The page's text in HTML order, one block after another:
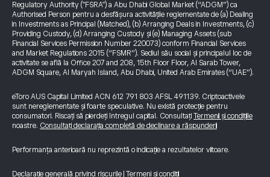
Regulatory Authority ("FSRA") a Abu Dhabi Global Market (“ADGM”) ca
Authorised Person pentru a desfășura activitățile reglementate de (a) Dealing
in Investments as Principal (Matched), (b) Arranging Deals in Investments, (c)
Providing Custody, (d) Arranging Custody și (e) Managing Assets (sub
Financial Services Permission Number 220073) conform Financial Services
and Market Regulations 2015 (“FSMR”). Sediul său social și principalul loc de
activitate se află la Office 207 and 208, 15th Floor Floor, Al Sarab Tower,
ADGM Square, Al Maryah Island, Abu Dhabi, United Arab Emirates (“UAE”).
eToro AUS Capital Limited ACN 612 791 803 AFSL 491139. Criptoactivele
sunt nereglementate și foarte speculative. Nu există protecție pentru
consumatori. Riscați să pierdeți întregul capital. Consultați Termenii și condițiile
noastre. Consultați declarația completă de declinare a răspunderii
Performanța anterioară nu reprezintă o indicație a rezultatelor viitoare.
Declarație generală privind riscurile Termeni și condiții